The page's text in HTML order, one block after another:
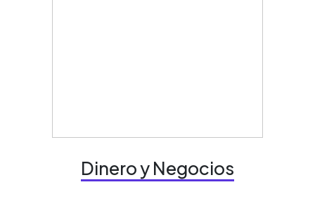
Dinero y Negocios